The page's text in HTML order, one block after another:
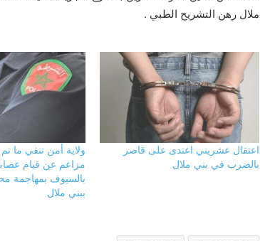
ملال رهن التشريح الطبي .
اعتقال عشريني اعتدى على قاصر
بالضرب في بني ملال
ولاية أمن تنفي ما
مزاعم عن قيام
بالسيوف بمهاجمة
ببني ملال